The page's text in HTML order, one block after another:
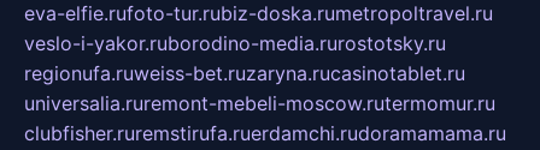
eva-elfie.rufoto-tur.rubiz-doska.rumetropoltravel.ru
veslo-i-yakor.ruborodino-media.rurostotsky.ru
regionufa.ruweiss-bet.ruzaryna.rucasinotablet.ru
universalia.ruremont-mebeli-moscow.rutermomur.ru
clubfisher.ruremstirufa.ruerdamchi.rudoramamama.ru